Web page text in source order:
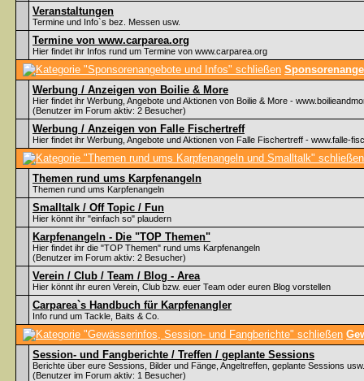
Veranstaltungen
Termine und Info`s bez. Messen usw.
Termine von www.carparea.org
Hier findet ihr Infos rund um Termine von www.carparea.org
Werbung / Anzeigen von Boilie & More
Hier findet ihr Werbung, Angebote und Aktionen von Boilie & More -
(Benutzer im Forum aktiv: 2 Besucher)
Werbung / Anzeigen von Falle Fischertreff
Hier findet ihr Werbung, Angebote und Aktionen von Falle Fischertreff - www.falle-
Themen rund ums Karpfenangeln
Themen rund ums Karpfenangeln
Smalltalk / Off Topic / Fun
Hier könnt ihr "einfach so" plaudern
Karpfenangeln - Die "TOP Themen"
Hier findet ihr die "TOP Themen" rund ums Karpfenangeln
(Benutzer im Forum aktiv: 2 Besucher)
Verein / Club / Team / Blog - Area
Hier könnt ihr euren Verein, Club bzw. euer Team oder euren Blog vorstellen
Carparea`s Handbuch für Karpfenangler
Info rund um Tackle, Baits & Co.
Session- und Fangberichte / Treffen / geplante Sessions
Berichte über eure Sessions, Bilder und Fänge, Angeltreffen, geplante Sessions usw.
(Benutzer im Forum aktiv: 1 Besucher)